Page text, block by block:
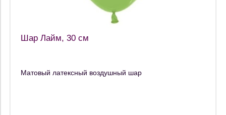
Шар Лайм, 30 см
Матовый латексный воздушный шар